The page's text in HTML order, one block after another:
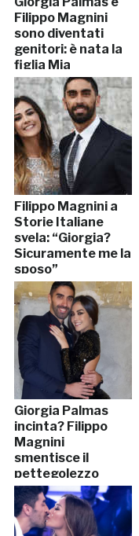
Filippo Magnini
sono diventati
genitori: è nata la
figlia Mia
Filippo Magnini a
Storie Italiane
svela: “Giorgia?
Sicuramente me la
sposo”
Giorgia Palmas
incinta? Filippo
Magnini
smentisce il
pettegolezzo